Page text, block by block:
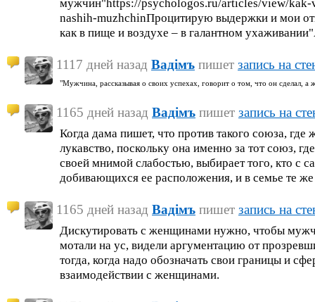
мужчин"https://psychologos.ru/articles/view/
nashih-muzhchinПроцитирую выдержки и мои
как в пище и воздухе – в галантном
1117 дней назад Вадiмъ пишет запись на
"Мужчина, рассказывая о своих успехах, говорит о том, что он сделал,
1165 дней назад Вадiмъ пишет запись на
Когда дама пишет, что против такого союза,
лукавство, поскольку она именно за тот союз,
своей мнимой слабостью, выбирает того, кто с
добивающихся ее расположения, и в семье те
1165 дней назад Вадiмъ пишет запись на
Дискутировать с женщинами нужно, чтобы
мотали на ус, видели аргументацию от
тогда, когда надо обозначать свои границы и
взаимодействии с женщинами.